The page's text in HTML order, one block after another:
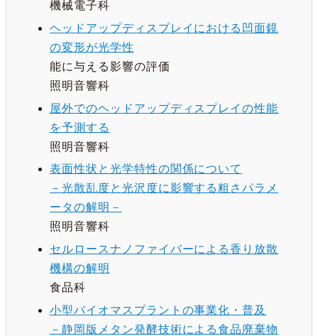
機械電子科
ヘッドアップディスプレイにおける凹面鏡
の変形が光学性
能に与える影響の評価
照明音響科
屋外でのヘッドアップディスプレイの性能
を予測する
照明音響科
表面性状と光学特性の関係について
－光散乱度と光沢度に影響する粗さパラメ
ータの解明－
照明音響科
セルロースナノファイバーによる香り放散
機構の解明
食品科
小型バイオマスプラントの事業化・普及
－静岡版メタン発酵技術による食品廃棄物